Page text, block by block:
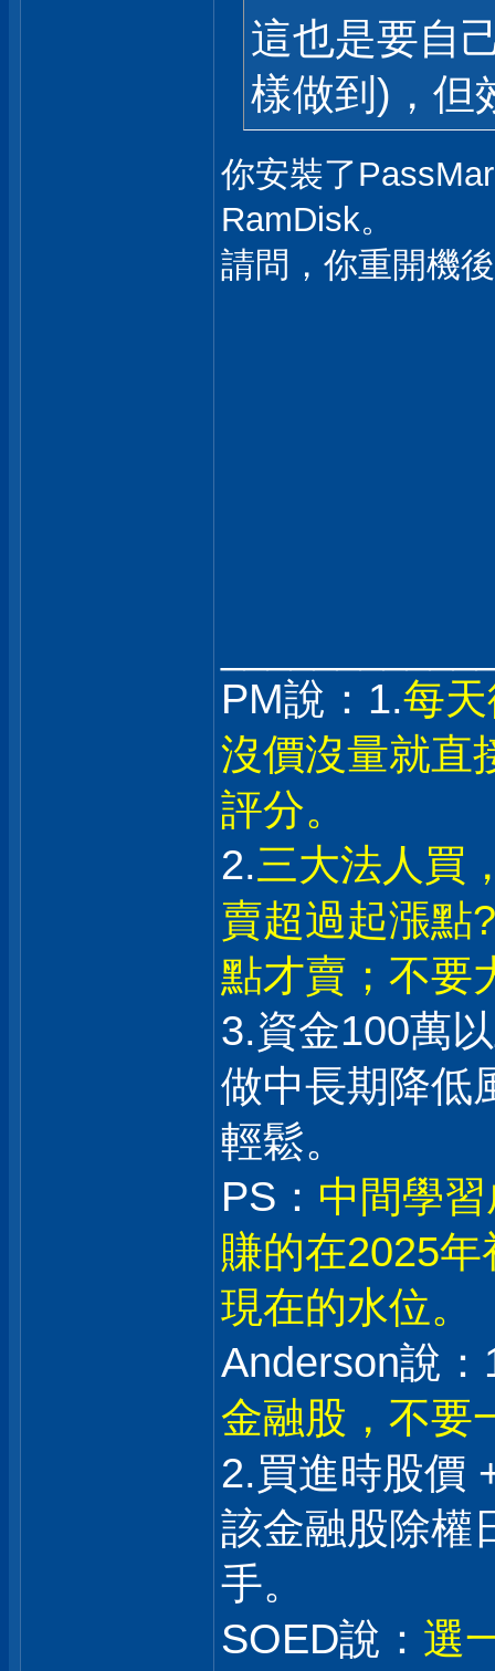
這也是要自
樣做到)，但
你安裝了
RamDisk。
請問，你重開機
PM說：1.每
沒價沒量就直
評分。
2.三大法人買
賣超過起漲點
點才賣；不要
3.資金100萬
做中長期降低
輕鬆。
PS： 中間學
賺的在2025
現在的水位。
Anderson說：
金融股，不要
2.買進時股價
該金融股除權
手。
SOED說： 選